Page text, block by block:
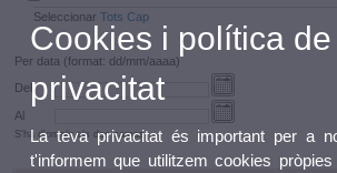
Seleccionar Tots Cap
Per data (format: dd/mm/aaaa)
Del
Al
S'ha d'omplir els dos camps
Cookies i política de
privacitat
La teva privacitat és important per a
t'informem que utilitzem cookies